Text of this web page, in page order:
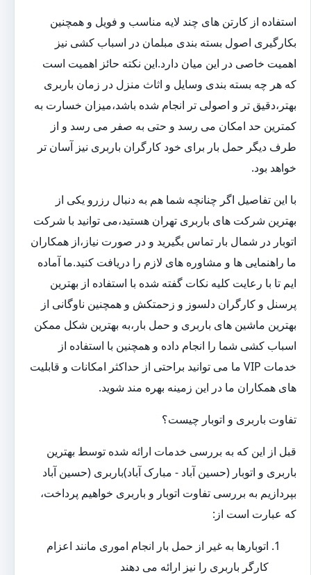
استفاده از کارتن های چند لایه مناسب و فویل و همچنین
بکارگیری اصول بسته بندی مبلمان در اسباب کشی نیز
اهمیت خاصی در این میان دارد.این نکته حائز اهمیت است
که هر چه بسته بندی وسایل و اثاث منزل در زمان باربری
بهتر،دقیق تر و اصولی تر انجام شده باشد،میزان خسارت به
کمترین حد امکان می رسد و حتی به صفر می رسد و از
طرف دیگر حمل بار برای خود کارگران باربری نیز آسان تر
خواهد بود.
با این تفاصیل اگر چنانچه شما هم به دنبال رزرو یکی از
بهترین شرکت های باربری تهران هستید،می توانید با شرکت
اتوبار در شمال بار تماس بگیرید و در صورت نیاز،از همکاران
ما راهنمایی ها و مشاوره های لازم را دریافت کنید.ما آماده
ایم تا با رعایت کلیه نکات گفته شده با استفاده از بهترین
پرسنل و کارگران دلسوز و زحمتکش و همچنین ناوگانی از
بهترین ماشین های باربری و حمل بار،به بهترین شکل ممکن
اسباب کشی شما را انجام داده و همچنین با استفاده از
خدمات VIP ما می توانید براحتی از حداکثر امکانات و قابلیت
های همکاران ما در این زمینه بهره مند شوید.
تفاوت باربری و اتوبار چیست؟
قبل از این که به بررسی خدمات ارائه شده توسط بهترین
باربری و اتوبار (حسین آباد - مبارک آباد)باربری (حسین آباد
بپردازیم به بررسی تفاوت اتوبار و باربری خواهیم پرداخت،
که عبارت است از:
اتوبارها به غیر از حمل بار انجام اموری مانند اعزام
کارگر باربری را نیز ارائه می دهند